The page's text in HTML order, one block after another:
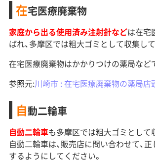
在宅医療廃棄物
家庭から出る使用済み注射針などは在宅
ばれ、多摩区では粗大ゴミとして収集し
在宅医療廃棄物はかかりつけの薬局など
参照元:川崎市 : 在宅医療廃棄物の薬局店
自動二輪車
自動二輪車も多摩区では粗大ゴミとして
自動二輪車は、販売店に問い合わせて、
するようにしてください。